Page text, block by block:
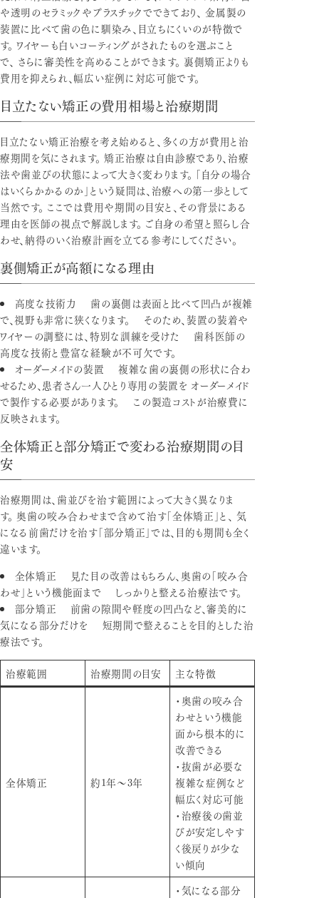
や透明のセラミックやプラスチックでできており、 金属製の
装置に比べて歯の色に馴染み、目立ちにくいのが特徴で
す。 ワイヤーも白いコーティングがされたものを選ぶこと
で、 さらに審美性を高めることができます。 裏側矯正よりも
費用を抑えられ、幅広い症例に対応可能です。
目立たない矯正の費用相場と治療期間
目立たない矯正治療を考え始めると、多くの方が費用と治
療期間を気にされます。 矯正治療は自由診療であり、治療
法や歯並びの状態によって大きく変わります。 「自分の場合
はいくらかかるのか」という疑問は、治療への第一歩として
当然です。 ここでは費用や期間の目安と、その背景にある
理由を医師の視点で解説します。 ご自身の希望と照らし合
わせ、納得のいく治療計画を立てる参考にしてください。
裏側矯正が高額になる理由
高度な技術力
歯の裏側は表面と比べて凹凸が複雑
で、視野も非常に狭くなります。 そのため、装置の装着や
ワイヤーの調整には、特別な訓練を受けた 歯科医師の
高度な技術と豊富な経験が不可欠です。
オーダーメイドの装置 複雑な歯の裏側の形状に合わ
せるため、患者さん一人ひとり専用の装置を オーダーメイド
で製作する必要があります。 この製造コストが治療費に
反映されます。
全体矯正と部分矯正で変わる治療期間の目
安
治療期間は、歯並びを治す範囲によって大きく異なりま
す。 奥歯の咬み合わせまで含めて治す「全体矯正」と、 気
になる前歯だけを治す「部分矯正」では、目的も期間も全く
違います。
全体矯正 見た目の改善はもちろん、奥歯の「咬み合
わせ」という機能面まで しっかりと整える治療法です。
部分矯正 前歯の隙間や軽度の凹凸など、審美的に
気になる部分だけを 短期間で整えることを目的とした治
療法です。
治療範囲 治療期間の目安 主な特徴
全体矯正 約1年～3年
・奥歯の咬み合
わせという機能
面から根本的に
改善できる
・抜歯が必要な
複雑な症例など
幅広く対応可能
・治療後の歯並
びが安定しやす
く後戻りが少な
い傾向
・気になる部分